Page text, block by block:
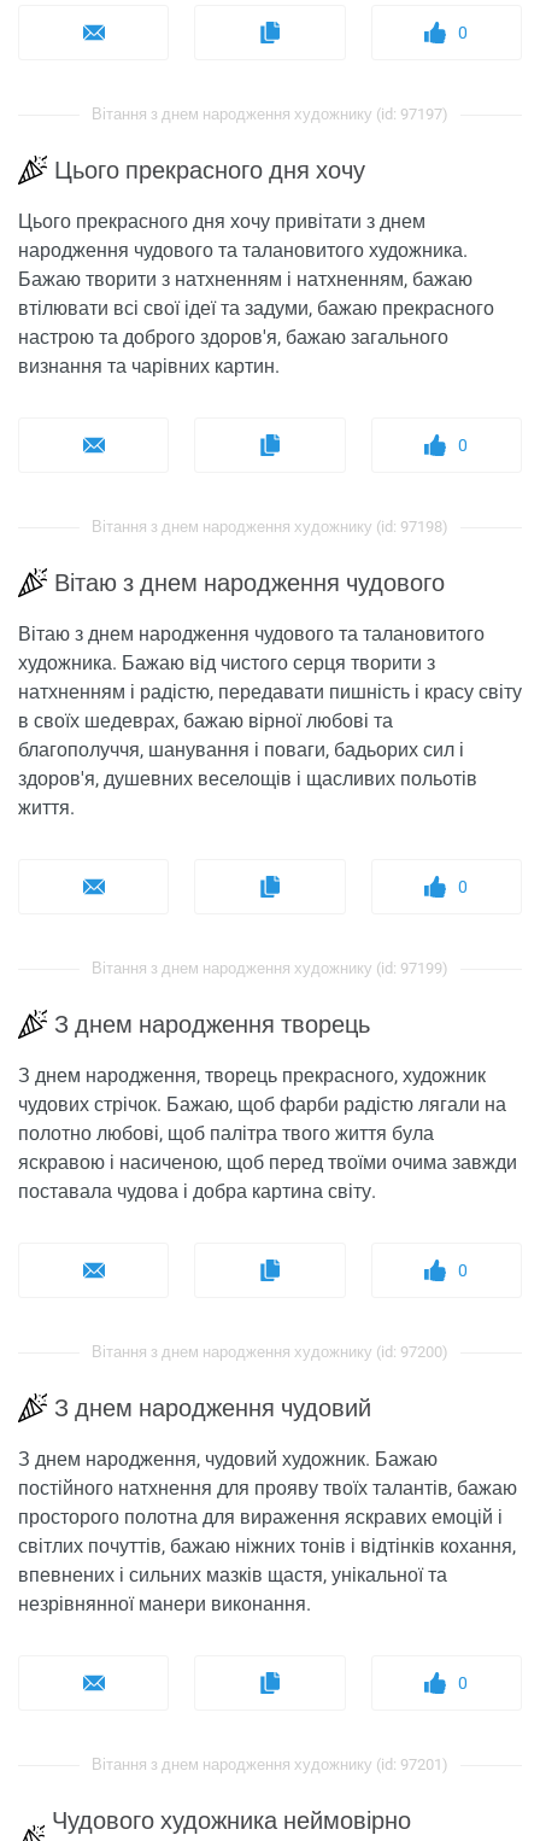
0
Вітання з днем ​​народження художнику (id: 97197)
Цього прекрасного дня хочу
Цього прекрасного дня хочу привітати з днем ​​
народження чудового та талановитого художника.
Бажаю творити з натхненням і натхненням, бажаю
втілювати всі свої ідеї та задуми, бажаю прекрасного
настрою та доброго здоров'я, бажаю загального
визнання та чарівних картин.
0
Вітання з днем ​​народження художнику (id: 97198)
Вітаю з днем народження чудового
Вітаю з днем народження чудового та талановитого
художника. Бажаю від чистого серця творити з
натхненням і радістю, передавати пишність і красу світу
в своїх шедеврах, бажаю вірної любові та
благополуччя, шанування і поваги, бадьорих сил і
здоров'я, душевних веселощів і щасливих польотів
життя.
0
Вітання з днем ​​народження художнику (id: 97199)
З днем ​​народження творець
З днем ​​народження, творець прекрасного, художник
чудових стрічок. Бажаю, щоб фарби радістю лягали на
полотно любові, щоб палітра твого життя була
яскравою і насиченою, щоб перед твоїми очима завжди
поставала чудова і добра картина світу.
0
Вітання з днем ​​народження художнику (id: 97200)
З днем ​​народження чудовий
З днем ​​народження, чудовий художник. Бажаю
постійного натхнення для прояву твоїх талантів, бажаю
просторого полотна для вираження яскравих емоцій і
світлих почуттів, бажаю ніжних тонів і відтінків кохання,
впевнених і сильних мазків щастя, унікальної та
незрівнянної манери виконання.
0
Вітання з днем ​​народження художнику (id: 97201)
Чудового художника неймовірно